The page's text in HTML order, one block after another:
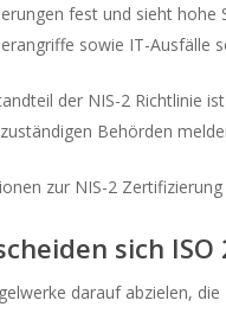
fest und sieht
sowie IT-Ausfälle
der NIS-2 Richtlinie
Behörden
zur NIS-2
sich ISO
darauf abzielen,